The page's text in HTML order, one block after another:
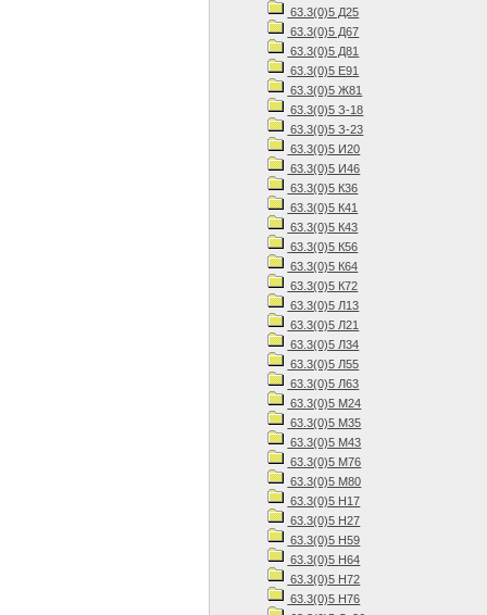
63.3(0)5 Д25
63.3(0)5 Д67
63.3(0)5 Д81
63.3(0)5 Е91
63.3(0)5 Ж81
63.3(0)5 З-18
63.3(0)5 З-23
63.3(0)5 И20
63.3(0)5 И46
63.3(0)5 К36
63.3(0)5 К41
63.3(0)5 К43
63.3(0)5 К56
63.3(0)5 К64
63.3(0)5 К72
63.3(0)5 Л13
63.3(0)5 Л21
63.3(0)5 Л34
63.3(0)5 Л55
63.3(0)5 Л63
63.3(0)5 М24
63.3(0)5 М35
63.3(0)5 М43
63.3(0)5 М76
63.3(0)5 М80
63.3(0)5 Н17
63.3(0)5 Н27
63.3(0)5 Н59
63.3(0)5 Н64
63.3(0)5 Н72
63.3(0)5 Н76